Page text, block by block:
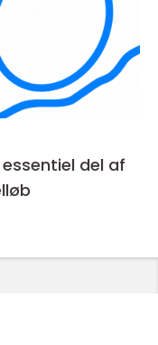
del af